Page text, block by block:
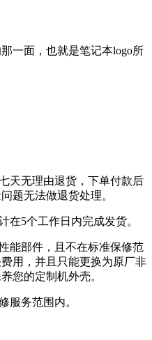
一面，也就是笔记本logo所
天无理由退货，下单付款后
题无法做退货处理。
在5个工作日内完成发货。
能部件，且不在标准保修范
用，并且只能更换为原厂非
您的定制机外壳。
服务范围内。